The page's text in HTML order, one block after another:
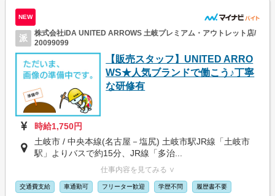
NEW
派
株式会社iDA UNITED ARROWS 土岐プレミアム・アウトレット店/
20099099
【販売スタッフ】UNITED ARRO
WS★人気ブランドで働こう♪丁寧
な研修有
時給1,750円
土岐市 / 中央本線(名古屋－塩尻) 土岐市駅JR線「土岐市
駅」よりバスで約15分、JR線「多治...
仕事内容を見てみる ∨
交通費支給 車通勤可 フリーター歓迎 学歴不問 履歴書不要